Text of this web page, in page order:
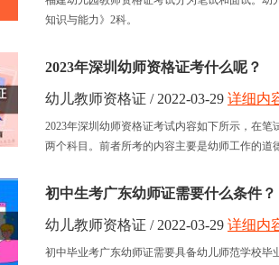
知识与能力》2科。
2023年深圳幼师资格证考什么呢？
幼儿教师资格证 / 2022-03-29
2023年深圳幼师资格证考试内容如下所示，在笔
两个科目。前者所考的内容主要是幼师工作的道
详细内
初中生考广东幼师证需要什么条件？
幼儿教师资格证 / 2022-03-29
初中毕业考广东幼师证需要具备幼儿师范学校
详细内